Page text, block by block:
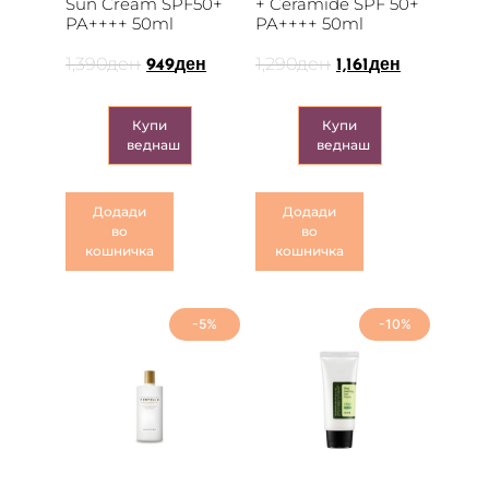
PA++++ 50ml
1,390ден 949ден
Купи
веднаш
Додади
во
кошничка
PA++++ 50ml
1,290ден 1,161ден
Купи
веднаш
Додади
во
кошничка
-5% -10%